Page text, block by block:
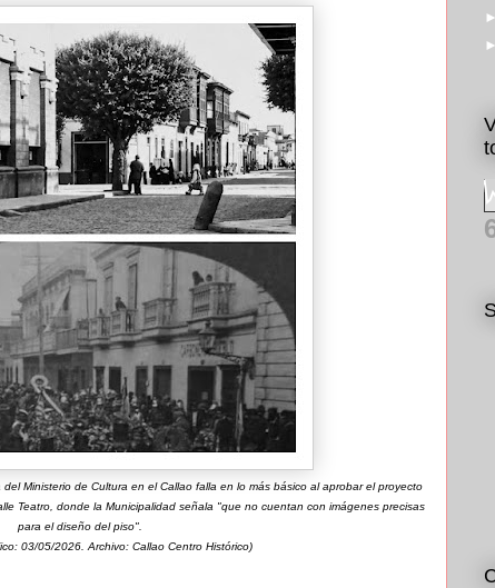
Ministerio de Cultura en el Callao falla en lo más básico al aprobar el proyecto
Teatro, donde la Municipalidad señala "que no cuentan con imágenes precisas
para el diseño del piso".
03/05/2026. Archivo: Callao Centro Histórico)